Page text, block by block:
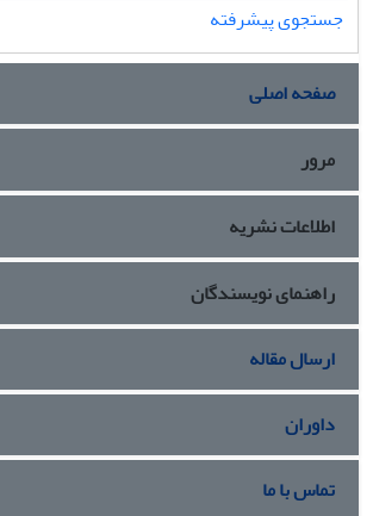
جستجوی پیشرفته
صفحه اصلی
مرور
اطلاعات نشریه
راهنمای نویسندگان
ارسال مقاله
داوران
تماس با ما